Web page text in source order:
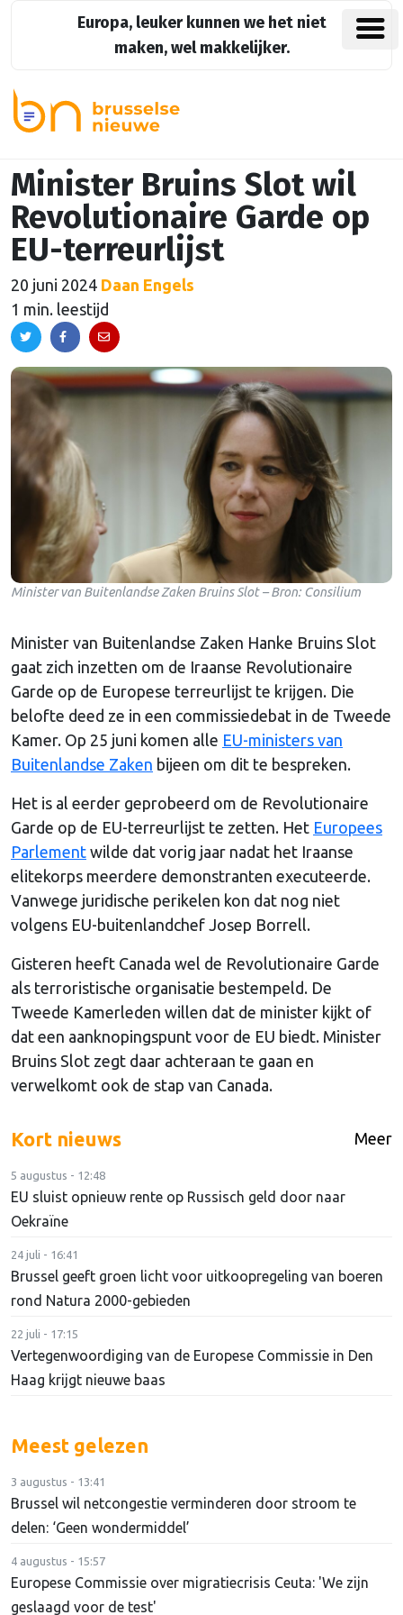
Europa, leuker kunnen we het niet
maken, wel makkelijker.
Minister Bruins Slot wil
Revolutionaire Garde op
EU-terreurlijst
20 juni 2024 Daan Engels
1 min. leestijd
Minister van Buitenlandse Zaken Bruins Slot – Bron: Consilium
Minister van Buitenlandse Zaken Hanke Bruins Slot
gaat zich inzetten om de Iraanse Revolutionaire
Garde op de Europese terreurlijst te krijgen. Die
belofte deed ze in een commissiedebat in de Tweede
Kamer. Op 25 juni komen alle EU-ministers van
Buitenlandse Zaken bijeen om dit te bespreken.
Het is al eerder geprobeerd om de Revolutionaire
Garde op de EU-terreurlijst te zetten. Het Europees
Parlement wilde dat vorig jaar nadat het Iraanse
elitekorps meerdere demonstranten executeerde.
Vanwege juridische perikelen kon dat nog niet
volgens EU-buitenlandchef Josep Borrell.
Gisteren heeft Canada wel de Revolutionaire Garde
als terroristische organisatie bestempeld. De
Tweede Kamerleden willen dat de minister kijkt of
dat een aanknopingspunt voor de EU biedt. Minister
Bruins Slot zegt daar achteraan te gaan en
verwelkomt ook de stap van Canada.
Kort nieuws Meer
5 augustus - 12:48
EU sluist opnieuw rente op Russisch geld door naar
Oekraïne
24 juli - 16:41
Brussel geeft groen licht voor uitkoopregeling van boeren
rond Natura 2000-gebieden
22 juli - 17:15
Vertegenwoordiging van de Europese Commissie in Den
Haag krijgt nieuwe baas
Meest gelezen
3 augustus - 13:41
Brussel wil netcongestie verminderen door stroom te
delen: ‘Geen wondermiddel’
4 augustus - 15:57
Europese Commissie over migratiecrisis Ceuta: 'We zijn
geslaagd voor de test'